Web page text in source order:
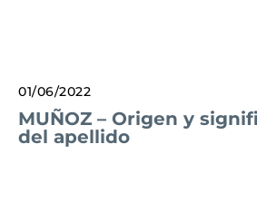
01/06/2022
MUÑOZ – Origen y
del apellido